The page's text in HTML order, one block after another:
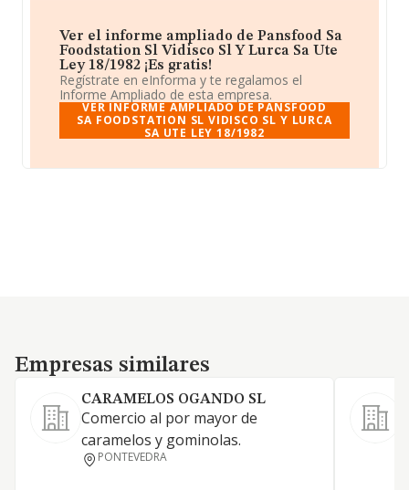
Ver el informe ampliado de Pansfood Sa
Foodstation Sl Vidisco Sl Y Lurca Sa Ute
Ley 18/1982 ¡Es gratis!
Regístrate en eInforma y te regalamos el
Informe Ampliado de esta empresa.
VER INFORME AMPLIADO DE PANSFOOD
SA FOODSTATION SL VIDISCO SL Y LURCA
SA UTE LEY 18/1982
Empresas similares
Empresas similares
CARAMELOS OGANDO SL
Comercio al por mayor de
caramelos y gominolas.
PONTEVEDRA